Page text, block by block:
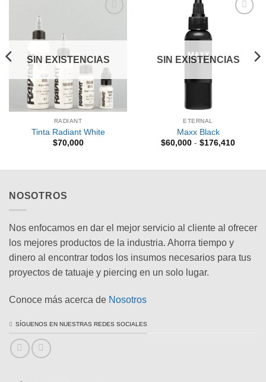
lista de
SIN EXISTENCIAS
RADIANT
Tinta Radiant White
$70,000
SIN EXISTENCIAS
ETERNAL
Maxx Black
$60,000 - $176,410Rango
NOSOTROS
Nos enfocamos en dar el mejor servicio al cliente al ofrecer
los mejores productos de la industria. Ahorra tiempo y
dinero al encontrar todos los insumos necesarios para tus
proyectos de tatuaje y piercing en un solo lugar.
Conoce más acerca de Nosotros
SÍGUENOS EN NUESTRAS REDES SOCIALES